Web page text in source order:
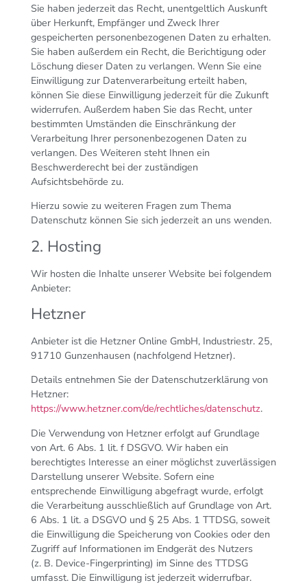
Sie haben jederzeit das Recht, unentgeltlich Auskunft
über Herkunft, Empfänger und Zweck Ihrer
gespeicherten personenbezogenen Daten zu erhalten.
Sie haben außerdem ein Recht, die Berichtigung oder
Löschung dieser Daten zu verlangen. Wenn Sie eine
Einwilligung zur Datenverarbeitung erteilt haben,
können Sie diese Einwilligung jederzeit für die Zukunft
widerrufen. Außerdem haben Sie das Recht, unter
bestimmten Umständen die Einschränkung der
Verarbeitung Ihrer personenbezogenen Daten zu
verlangen. Des Weiteren steht Ihnen ein
Beschwerderecht bei der zuständigen
Aufsichtsbehörde zu.
Hierzu sowie zu weiteren Fragen zum Thema
Datenschutz können Sie sich jederzeit an uns wenden.
2. Hosting
Wir hosten die Inhalte unserer Website bei folgendem
Anbieter:
Hetzner
Anbieter ist die Hetzner Online GmbH, Industriestr. 25,
91710 Gunzenhausen (nachfolgend Hetzner).
Details entnehmen Sie der Datenschutzerklärung von
Hetzner:
https://www.hetzner.com/de/rechtliches/datenschutz.
Die Verwendung von Hetzner erfolgt auf Grundlage
von Art. 6 Abs. 1 lit. f DSGVO. Wir haben ein
berechtigtes Interesse an einer möglichst zuverlässigen
Darstellung unserer Website. Sofern eine
entsprechende Einwilligung abgefragt wurde, erfolgt
die Verarbeitung ausschließlich auf Grundlage von Art.
6 Abs. 1 lit. a DSGVO und § 25 Abs. 1 TTDSG, soweit
die Einwilligung die Speicherung von Cookies oder den
Zugriff auf Informationen im Endgerät des Nutzers
(z. B. Device-Fingerprinting) im Sinne des TTDSG
umfasst. Die Einwilligung ist jederzeit widerrufbar.